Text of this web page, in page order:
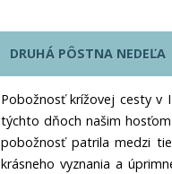
DRUHÁ PÔSTNA NEDEĽA
Pobožnosť krížovej cesty v
týchto dňoch našim
pobožnosť patrila medzi
krásneho vyznania a